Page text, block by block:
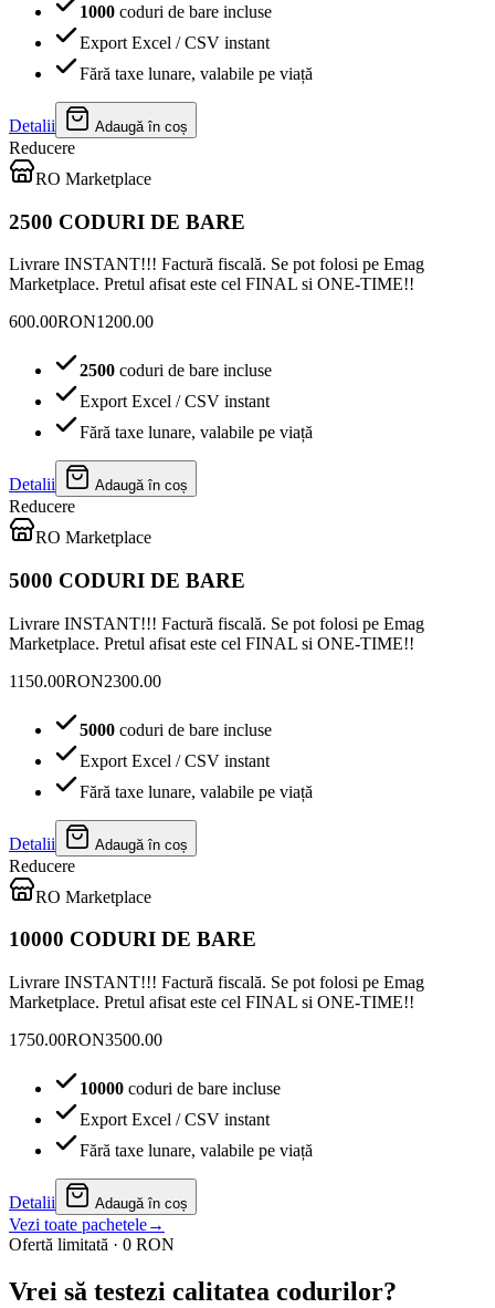
1000 coduri de bare incluse
Export Excel / CSV instant
Fără taxe lunare, valabile pe viață
Detalii Adaugă în coș
Reducere
RO Marketplace
2500 CODURI DE BARE
Livrare INSTANT!!! Factură fiscală. Se pot folosi pe Emag
Marketplace. Pretul afisat este cel FINAL si ONE-TIME!!
600.00RON1200.00
2500 coduri de bare incluse
Export Excel / CSV instant
Fără taxe lunare, valabile pe viață
Detalii Adaugă în coș
Reducere
RO Marketplace
5000 CODURI DE BARE
Livrare INSTANT!!! Factură fiscală. Se pot folosi pe Emag
Marketplace. Pretul afisat este cel FINAL si ONE-TIME!!
1150.00RON2300.00
5000 coduri de bare incluse
Export Excel / CSV instant
Fără taxe lunare, valabile pe viață
Detalii Adaugă în coș
Reducere
RO Marketplace
10000 CODURI DE BARE
Livrare INSTANT!!! Factură fiscală. Se pot folosi pe Emag
Marketplace. Pretul afisat este cel FINAL si ONE-TIME!!
1750.00RON3500.00
10000 coduri de bare incluse
Export Excel / CSV instant
Fără taxe lunare, valabile pe viață
Detalii Adaugă în coș
Vezi toate pachetele→
Ofertă limitată · 0 RON
Vrei să testezi calitatea codurilor?